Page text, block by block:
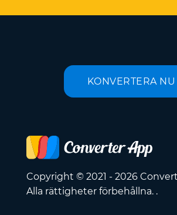
KONVERTERA NU
Copyright © 2021 - 2026
Alla rättigheter förbehållna. .